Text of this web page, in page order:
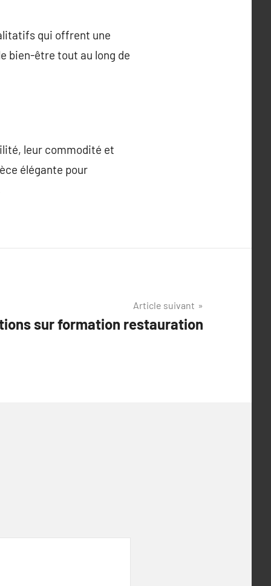
qui offrent une
bien-être tout au long de
leur commodité et
élégante pour
Article suivant
sur formation restauration